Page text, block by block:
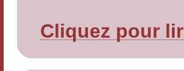
Cliquez pour